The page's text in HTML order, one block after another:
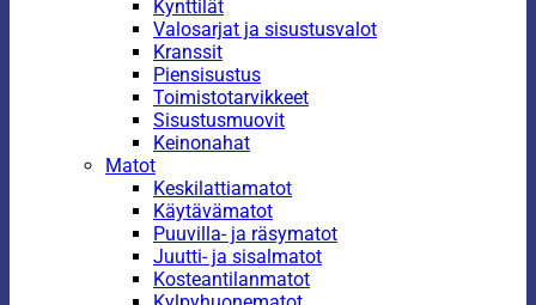
Kynttilät
Valosarjat ja sisustusvalot
Kranssit
Piensisustus
Toimistotarvikkeet
Sisustusmuovit
Keinonahat
Matot
Keskilattiamatot
Käytävämatot
Puuvilla- ja räsymatot
Juutti- ja sisalmatot
Kosteantilanmatot